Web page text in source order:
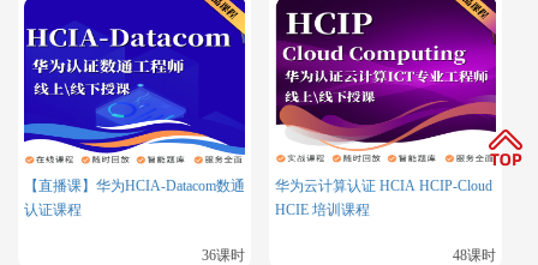
hcip-datacom培训课
华为相关的更多认证：
云计算、欧拉、大数据、安全、人工智
能、云服务等
华为HCIE-Datacom认证的含金量与职业发展前景
华为HCIE-Datacom证书工作好找吗？
【直播课】华为HCIA-Datacom数通
认证课程
36课时
华为云计算认证 HCIA HCIP-Cloud
HCIE 培训课程
48课时